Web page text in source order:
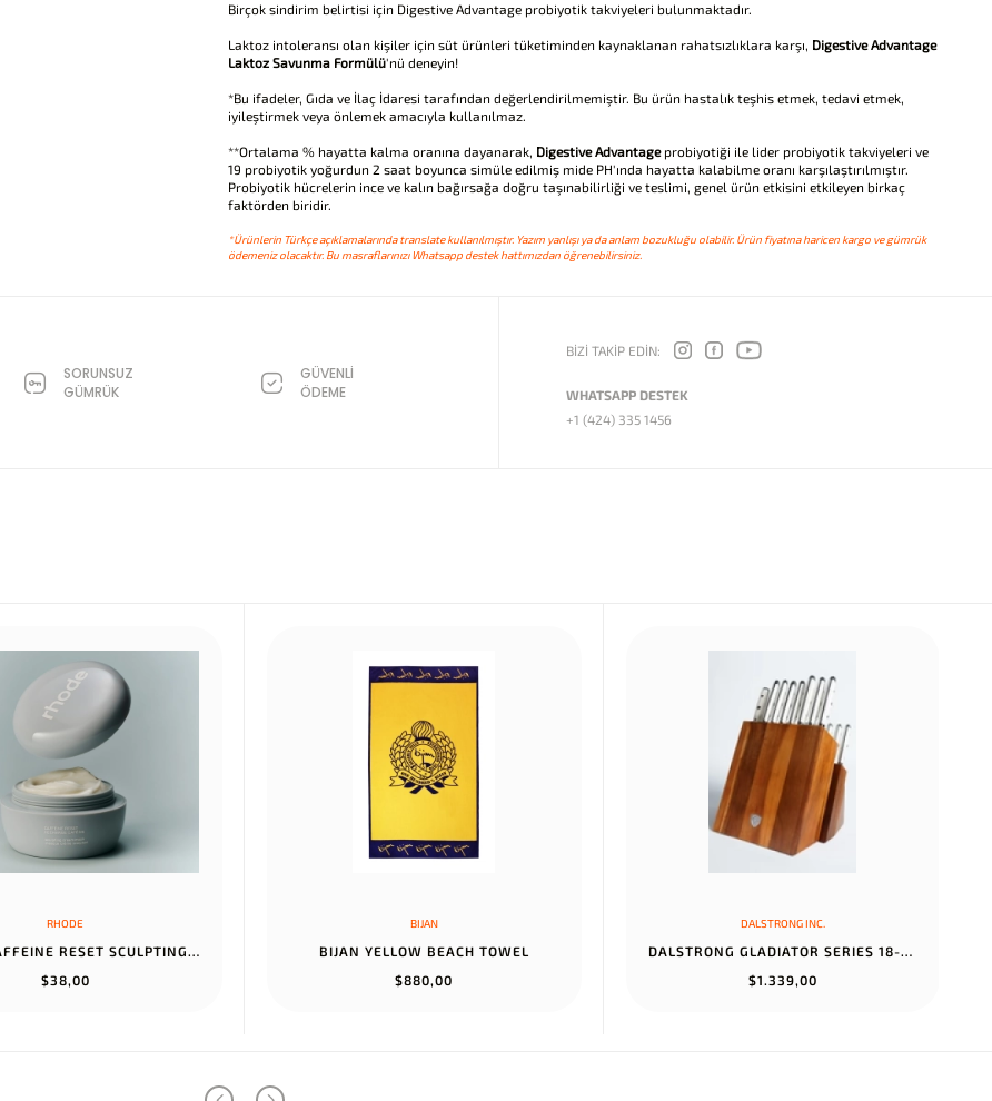
Birçok sindirim belirtisi için Digestive Advantage probiyotik takviyeleri bulunmaktadır.
Laktoz intoleransı olan kişiler için süt ürünleri tüketiminden kaynaklanan rahatsızlıklara karşı, Digestive Advantage
Laktoz Savunma Formülü'nü deneyin!
*Bu ifadeler, Gıda ve İlaç İdaresi tarafından değerlendirilmemiştir. Bu ürün hastalık teşhis etmek, tedavi etmek,
iyileştirmek veya önlemek amacıyla kullanılmaz.
**Ortalama % hayatta kalma oranına dayanarak, Digestive Advantageprobiyotiği ile lider probiyotik takviyeleri ve
19 probiyotik yoğurdun 2 saat boyunca simüle edilmiş mide PH'ında hayatta kalabilme oranı karşılaştırılmıştır.
Probiyotik hücrelerin ince ve kalın bağırsağa doğru taşınabilirliği ve teslimi, genel ürün etkisini etkileyen birkaç
faktörden biridir.
*Ürünlerin Türkçe açıklamalarında translate kullanılmıştır. Yazım yanlışı ya da anlam bozukluğu olabilir. Ürün fiyatına haricen kargo ve gümrük
ödemeniz olacaktır. Bu masraflarınızı Whatsapp destek hattımızdan öğrenebilirsiniz.
SORUNSUZ
GÜMRÜK
GÜVENLİ
ÖDEME
BİZİ TAKİP EDİN:
WHATSAPP DESTEK
+1 (424) 335 1456
RHODE
RHODE CAFFEINE RESET SCULPTING CREAM MASK
$38,00
BIJAN
BIJAN YELLOW BEACH TOWEL
$880,00
DALSTRONG INC.
DALSTRONG GLADIATOR SERIES 18-PIECE COLOSSAL KNIFE SET WITH BLOCK...
$1.339,00